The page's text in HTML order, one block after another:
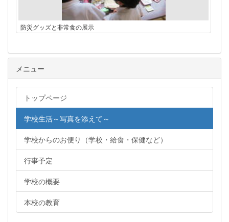
防災グッズと非常食の展示
メニュー
トップページ
学校生活～写真を添えて～
学校からのお便り（学校・給食・保健など）
行事予定
学校の概要
本校の教育